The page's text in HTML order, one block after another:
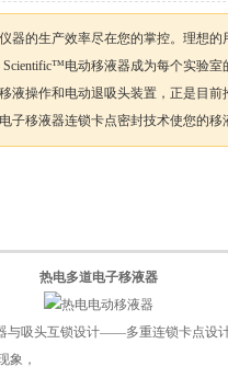
器的生产效率尽在您的掌控。理想
Scientific™电动移液器成为每个实验
液操作和电动退吸头装置，正是目
子移液器连锁卡点密封技术使您的移
热电多道电子移液器
与吸头互锁设计——多重连锁卡点设
象，